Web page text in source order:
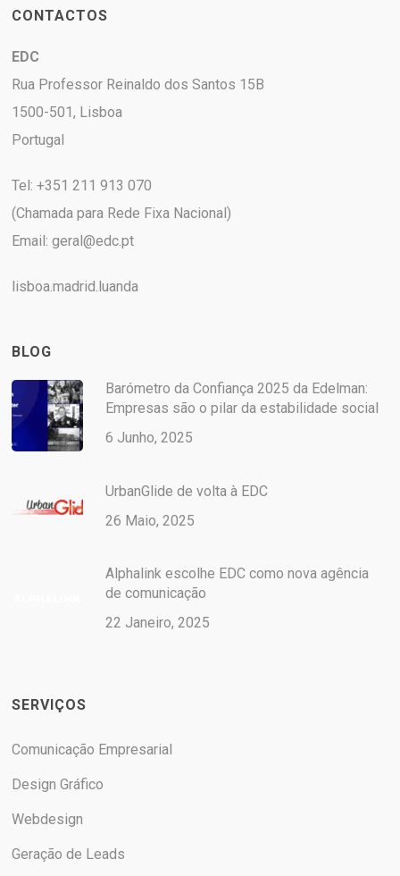
CONTACTOS
EDC
Rua Professor Reinaldo dos Santos 15B
1500-501, Lisboa
Portugal
Tel: +351 211 913 070
(Chamada para Rede Fixa Nacional)
Email:geral@edc.pt
lisboa.madrid.luanda
BLOG
Barómetro da Confiança 2025 da Edelman:
Empresas são o pilar da estabilidade social
6 Junho, 2025
UrbanGlide de volta à EDC
26 Maio, 2025
Alphalink escolhe EDC como nova agência
de comunicação
22 Janeiro, 2025
SERVIÇOS
Comunicação Empresarial
Design Gráfico
Webdesign
Geração de Leads